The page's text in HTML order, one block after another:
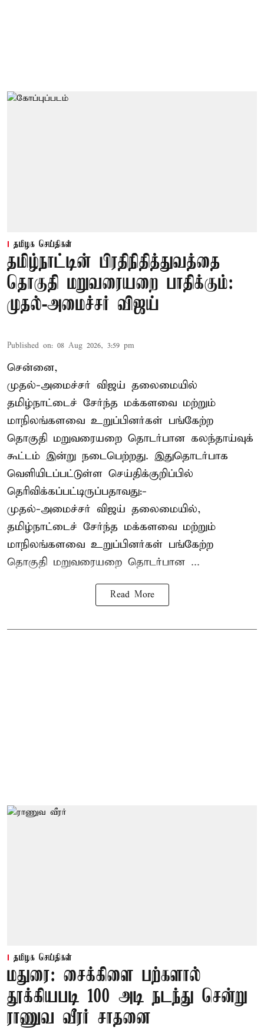
தமிழக செய்திகள்
தமிழ்நாட்டின் பிரதிநிதித்துவத்தை
தொகுதி மறுவரையறை பாதிக்கும்:
முதல்-அமைச்சர் விஜய்
Published on: 08 Aug 2026, 3:59 pm
சென்னை,
முதல்-அமைச்சர் விஜய் தலைமையில்
தமிழ்நாட்டைச் சேர்ந்த மக்களவை மற்றும்
மாநிலங்களவை உறுப்பினர்கள் பங்கேற்ற
தொகுதி மறுவரையறை தொடர்பான கலந்தாய்வுக்
கூட்டம் இன்று நடைபெற்றது. இதுதொடர்பாக
வெளியிடப்பட்டுள்ள செய்திக்குறிப்பில்
தெரிவிக்கப்பட்டிருப்பதாவது:-
முதல்-அமைச்சர் விஜய் தலைமையில்,
தமிழ்நாட்டைச் சேர்ந்த மக்களவை மற்றும்
மாநிலங்களவை உறுப்பினர்கள் பங்கேற்ற
தொகுதி மறுவரையறை தொடர்பான ...
Read More
தமிழக செய்திகள்
மதுரை: சைக்கிளை பற்களால்
தூக்கியபடி 100 அடி நடந்து சென்று
ராணுவ வீரர் சாதனை